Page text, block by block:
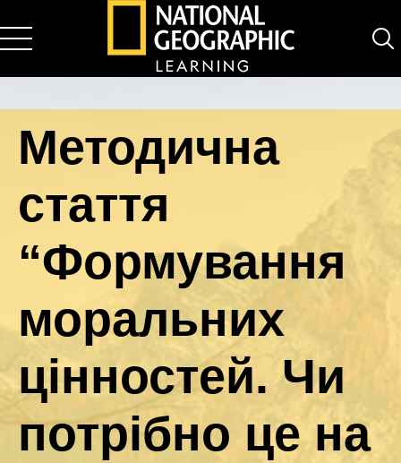
Методична
стаття
“Формування
моральних
цінностей. Чи
потрібно це на